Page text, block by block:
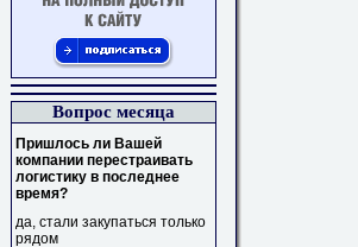
Вопрос месяца
Пришлось ли Вашей
компании перестраивать
логистику в последнее
время?
да, стали закупаться только
рядом